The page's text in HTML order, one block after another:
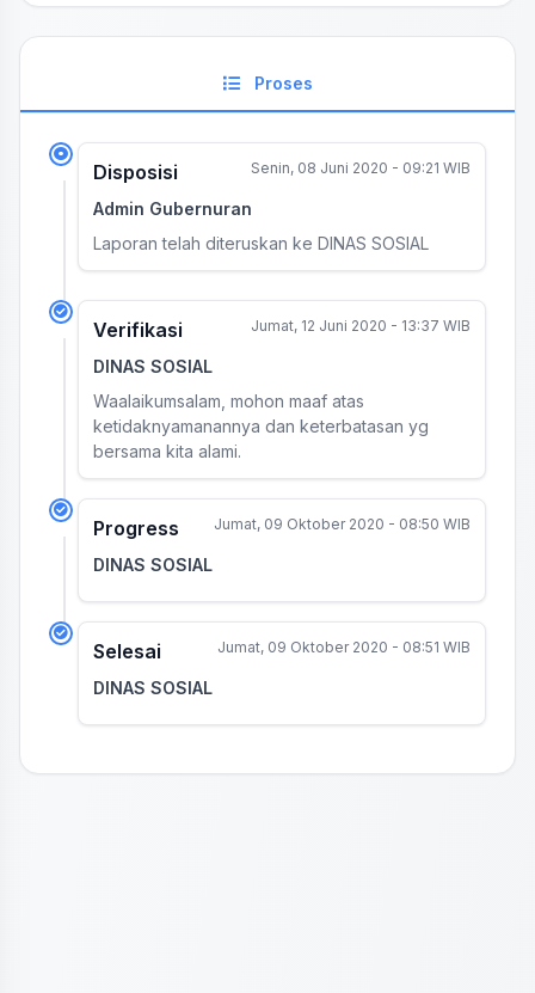
Proses
Disposisi Senin, 08 Juni 2020 - 09:21 WIB
Admin Gubernuran
Laporan telah diteruskan ke DINAS SOSIAL
Verifikasi Jumat, 12 Juni 2020 - 13:37 WIB
DINAS SOSIAL
Waalaikumsalam, mohon maaf atas
ketidaknyamanannya dan keterbatasan yg
bersama kita alami.
Progress Jumat, 09 Oktober 2020 - 08:50 WIB
DINAS SOSIAL
Selesai Jumat, 09 Oktober 2020 - 08:51 WIB
DINAS SOSIAL